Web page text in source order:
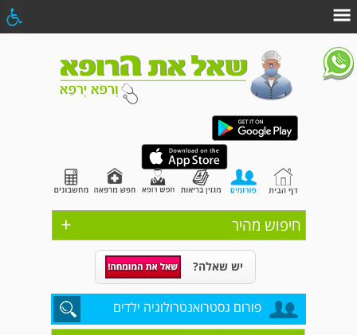
+ חיפוש מהיר
יש שאלה?
פורום גסטרואנטרולוגיה ילדים